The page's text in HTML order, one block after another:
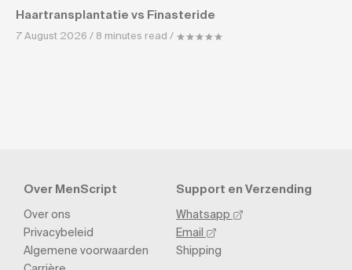
Haartransplantatie vs Finasteride
7 August 2026 / 8 minutes read /
Over MenScript
Over ons
Privacybeleid
Algemene voorwaarden
Support en Verzending
Whatsapp
Email
Shipping